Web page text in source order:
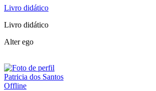
Livro didático
Livro didático
Alter ego
Patricia dos Santos
Offline